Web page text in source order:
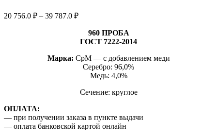
20 756.0 ₽ – 39 787.0 ₽Диапазон
756.0 ₽
39
787.0 ₽
960 ПРОБА
ГОСТ 7222-2014
Марка: СрМ — с добавлением меди
Серебро: 96,0%
Медь: 4,0%
Сечение: круглое
ОПЛАТА:
— при получении заказа в пункте выдачи
— оплата банковской картой онлайн